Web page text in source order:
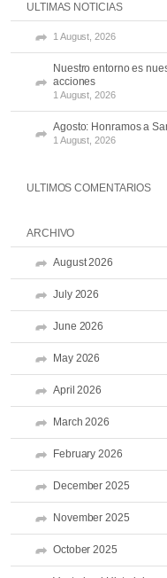
ULTIMAS NOTICIAS
1 August, 2026
Nuestro entorno es
acciones
1 August, 2026
Agosto: Honramos a
1 August, 2026
ULTIMOS COMENTARIOS
ARCHIVO
August 2026
July 2026
June 2026
May 2026
April 2026
March 2026
February 2026
December 2025
November 2025
October 2025